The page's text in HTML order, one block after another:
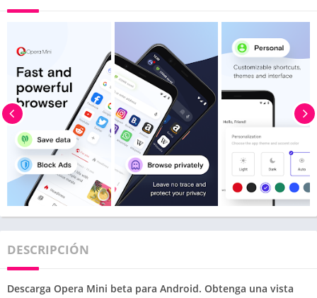
DESCRIPCIÓN
Descarga Opera Mini beta para Android. Obtenga una vista